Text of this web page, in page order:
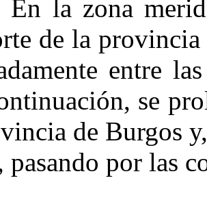
En la zo­na
de la
en­tre
se
de Burgos
pasando por las